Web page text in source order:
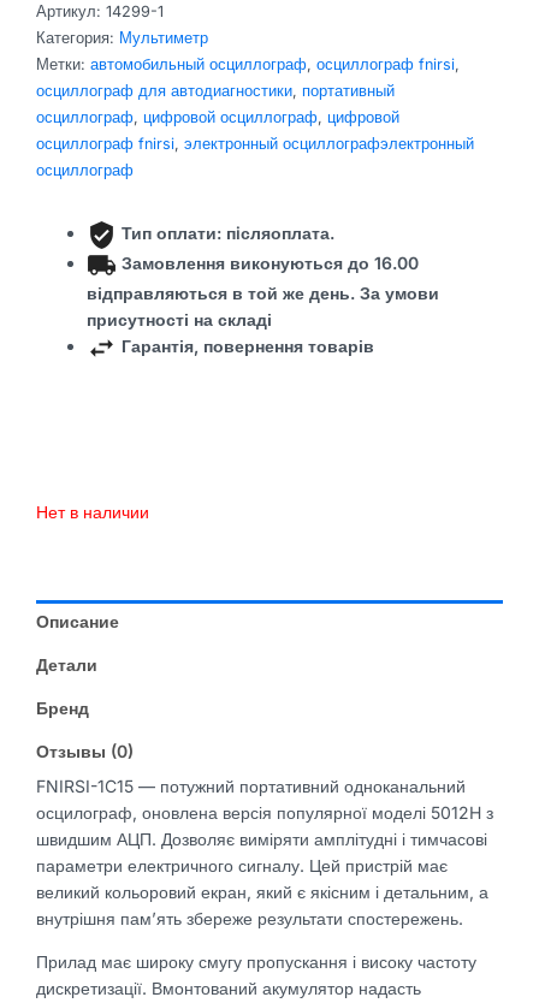
Артикул: 14299-1
Категория: Мультиметр
Метки: автомобильный осциллограф, осциллограф fnirsi,
осциллограф для автодиагностики, портативный
осциллограф, цифровой осциллограф, цифровой
осциллограф fnirsi, электронный осциллографэлектронный
осциллограф
Тип оплати: пiсляоплата.
Замовлення виконуються до 16.00
відправляються в той же день. За умови
присутності на складі
Гарантія, повернення товарів
Нет в наличии
Описание
Детали
Бренд
Отзывы (0)
FNIRSI-1C15 — потужний портативний одноканальний
осцилограф, оновлена версія популярної моделі 5012H з
швидшим АЦП. Дозволяє виміряти амплітудні і тимчасові
параметри електричного сигналу. Цей пристрій має
великий кольоровий екран, який є якісним і детальним, а
внутрішня пам’ять збереже результати спостережень.
Прилад має широку смугу пропускання і високу частоту
дискретизації. Вмонтований акумулятор надасть